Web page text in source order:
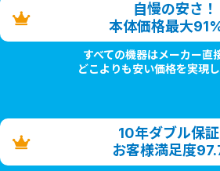
自慢の安さ！
本体価格最大
すべての機器はメーカー直
どこよりも安い価格を実現し
10年ダブル保証
お客様満足度